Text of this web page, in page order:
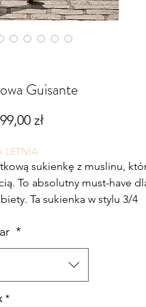
Guisante
99,00 złCena
LETNIA
sukienkę z muslinu,
To absolutny must-have
Ta sukienka w stylu 3/4
ta sukienka zapewnia
uczucie na skórze.
zapewniając trwałość
*
*